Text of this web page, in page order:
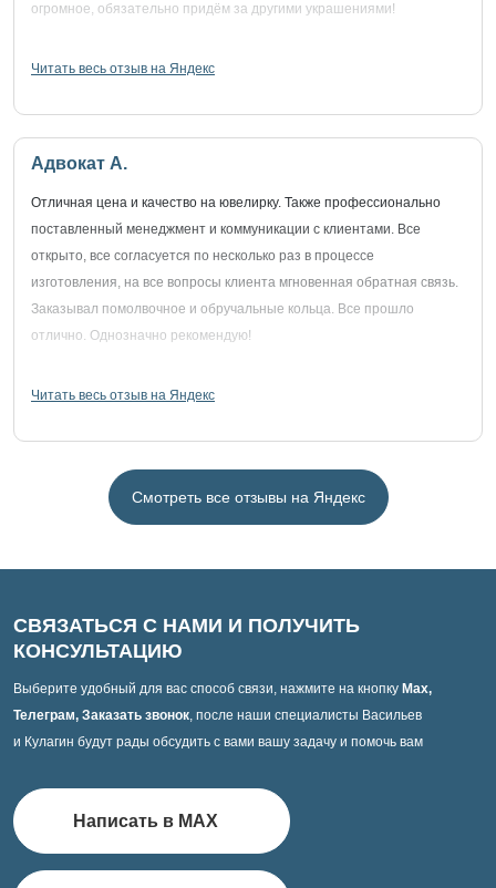
огромное, обязательно придём за другими украшениями!
Читать весь отзыв на Яндекс
Адвокат А.
Отличная цена и качество на ювелирку. Также профессионально
поставленный менеджмент и коммуникации с клиентами. Все
открыто, все согласуется по несколько раз в процессе
изготовления, на все вопросы клиента мгновенная обратная связь.
Заказывал помолвочное и обручальные кольца. Все прошло
отлично. Однозначно рекомендую!
Читать весь отзыв на Яндекс
Смотреть все отзывы на Яндекс
СВЯЗАТЬСЯ С НАМИ И ПОЛУЧИТЬ
КОНСУЛЬТАЦИЮ
Выберите удобный для вас способ связи, нажмите на кнопку Max,
Телеграм, Заказать звонок, после наши специалисты Васильев
и Кулагин будут рады обсудить с вами вашу задачу и помочь вам
Написать в MAX